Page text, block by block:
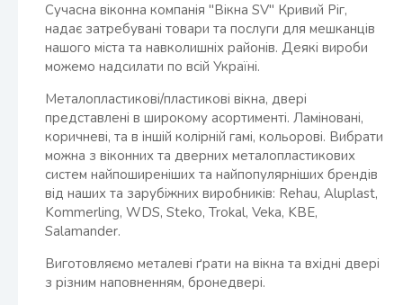
Сучасна віконна компанія "Вікна SV" Кривий Ріг,
надає затребувані товари та послуги для мешканців
нашого міста та навколишніх районів. Деякі вироби
можемо надсилати по всій Україні.
Металопластикові/пластикові вікна, двері
представлені в широкому асортименті. Ламіновані,
коричневі, та в іншій колірній гамі, кольорові. Вибрати
можна з віконних та дверних металопластикових
систем найпоширеніших та найпопулярніших брендів
від наших та зарубіжних виробників: Rehau, Aluplast,
Kommerling, WDS, Steko, Trokal, Veka, KBE,
Salamander.
Виготовляємо металеві ґрати на вікна та вхідні двері
з різним наповненням, бронедвері.